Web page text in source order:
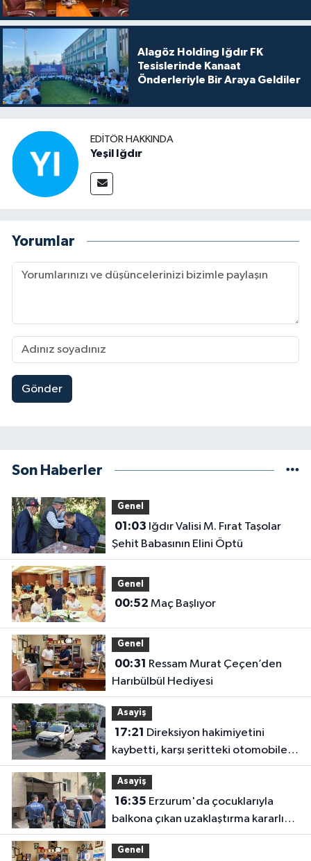
Alagöz Holding Iğdır FK
Tesislerinde Kanaat
Önderleriyle Bir Araya Geldiler
EDITÖR HAKKINDA
Yeşil Iğdır
Yorumlar
Gönder
Son Haberler
Genel
01:03
Şehit Babasının Elini Öptü
Genel
00:52 Maç Başlıyor
Genel
00:31
Harıbülbül Hediyesi
Asayiş
17:21
kaybetti, karşı şeritteki otomobile
çarptı
Asayiş
16:35
balkona çıkan uzaklaştırma kararlı
koca ikna edildi
Genel